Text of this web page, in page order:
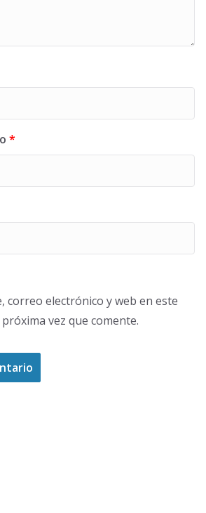
*
correo electrónico y web en este
vez que comente.